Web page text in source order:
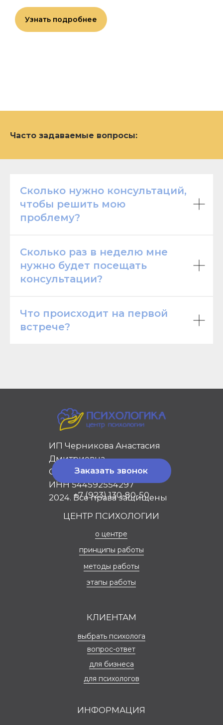
Узнать подробнее
Часто задаваемые вопросы:
Сколько нужно консультаций,
чтобы решить мою
проблему?
Сколько раз в неделю мне
нужно будет посещать
консультации?
Что происходит на первой
встрече?